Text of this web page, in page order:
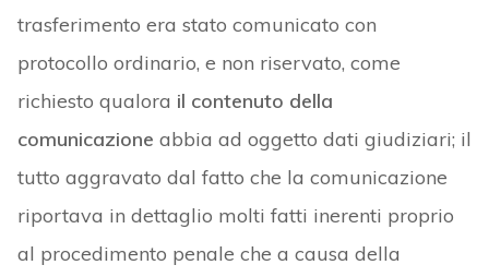
trasferimento era stato comunicato con
protocollo ordinario, e non riservato, come
richiesto qualora il contenuto della
comunicazione abbia ad oggetto dati giudiziari; il
tutto aggravato dal fatto che la comunicazione
riportava in dettaglio molti fatti inerenti proprio
al procedimento penale che a causa della